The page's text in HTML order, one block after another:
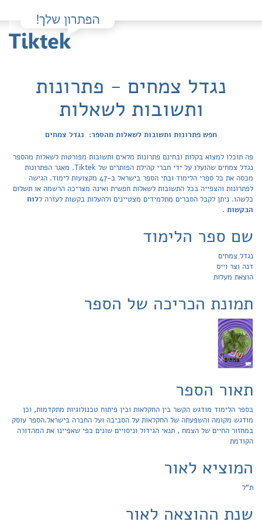
נגדל צמחים - פתרונות
ותשובות לשאלות
חפש פתרונות ותשובות לשאלות מהספר: נגדל צמחים
פה תוכלו למצוא בקלות ובחינם פתרונות מלאים ותשובות מפורטות לשאלות מהספר
נגדל צמחים שהועלו על ידי חברי קהילת הפותרים של Tiktek. מאגר הפתרונות
מכסה את כל ספרי הלימוד ובתי הספר בישראל ב-47 מקצועות לימוד. הגישה
לפתרונות והצפייה בכל התשובות לשאלות חפשית ואינה מצריכה הרשמה או תשלום
כלשהו. ניתן לקבל הסברים מתלמידים מצטיינים ולהעלות בקשות לעזרה ללוח
הבקשות .
שם ספר הלימוד
נגדל צמחים
דנה וצר וייס
הוצאת מעלות
תמונת הכריכה של הספר
תאור הספר
בספר הלימוד מודגש הקשר בין החקלאות ובין פיתוח טכנולוגיות מתקדמות, וכן
מודגש מקומה והשפעתה של החקלאות על הסביבה ועל החברה בישראל.הספר עוסק
במחזור החיים של הצמח , תנאי הגידול וניסויים שונים כפי שאפיינו את המהדורה
הקודמת
המוציא לאור
ת"ל
שנת ההוצאה לאור